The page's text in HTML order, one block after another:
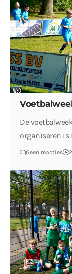
De
organiseren is
Geen reacties